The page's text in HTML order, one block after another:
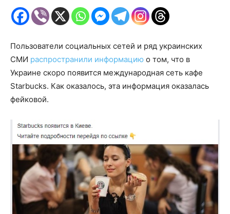
Пользователи социальных сетей и ряд украинских
СМИ распространили информацию о том, что в
Украине скоро появится международная сеть кафе
Starbucks. Как оказалось, эта информация оказалась
фейковой.